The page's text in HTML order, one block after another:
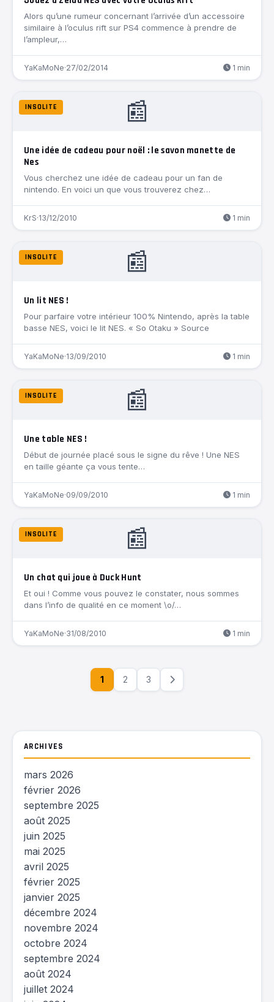
Alors qu’une rumeur concernant l’arrivée d’un accessoire
similaire à l’oculus rift sur PS4 commence à prendre de
l’ampleur,…
YaKaMoNe·27/02/2014 1 min
📰
INSOLITE
Une idée de cadeau pour noël : le savon manette de
Nes
Vous cherchez une idée de cadeau pour un fan de
nintendo. En voici un que vous trouverez chez…
KrS·13/12/2010 1 min
📰
INSOLITE
Un lit NES !
Pour parfaire votre intérieur 100% Nintendo, après la table
basse NES, voici le lit NES. « So Otaku » Source
YaKaMoNe·13/09/2010 1 min
📰
INSOLITE
Une table NES !
Début de journée placé sous le signe du rêve ! Une NES
en taille géante ça vous tente…
YaKaMoNe·09/09/2010 1 min
📰
INSOLITE
Un chat qui joue à Duck Hunt
Et oui ! Comme vous pouvez le constater, nous sommes
dans l’info de qualité en ce moment \o/…
YaKaMoNe·31/08/2010 1 min
1 2 3
ARCHIVES
mars 2026
février 2026
septembre 2025
août 2025
juin 2025
mai 2025
avril 2025
février 2025
janvier 2025
décembre 2024
novembre 2024
octobre 2024
septembre 2024
août 2024
juillet 2024